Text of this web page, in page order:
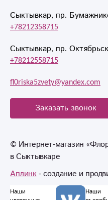
Сыктывкар, пр.
+78212358715
Сыктывкар, пр.
+78212558715
fl0riska5zvety@yandex.com
Заказать звонок
© Интернет-магазин
в Сыктывкаре
Аплинк- создание и
Наши
Наши